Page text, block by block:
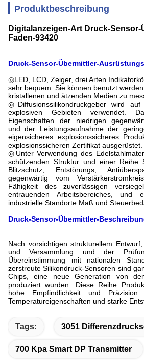
Produktbeschreibung
Digitalanzeigen-Art Druck-
Faden-93420
Druck-Sensor-Übermittler-
◎LED, LCD, Zeiger, drei Arten
sehr bequem. Sie können benutzt
kristallenen und ätzenden Medien zu
◎Diffusionssilikondruckgeber wird
explosiven Gebieten verwendet.
Eigenschaften der niedrigen
und der Leistungsaufnahme der
eigensicheres explosionssicheres
explosionssicheren Zertifikat ausgerüstet.
◎Unter Verwendung des
schützenden Struktur und einer Reihe
Blitzschutz, Entstörungs,
gegenwärtig vom
Fähigkeit des zuverlässigen
entrauenden Arbeitsbereiches,
industrielle Standorte Maß und
Druck-Sensor-Übermittler-
Nach vorsichtigen strukturellem
und Versammlung und der
Übereinstimmung mit nationalen
zerstreute Silikondruck-Sensoren sind
Chips, eine neue Generation von
produziert wurden. Diese Reihe
hohe Empfindlichkeit und
Temperatureigenschaften und starke
Tags: 3051
700 Kpa Smart DP Transmitter